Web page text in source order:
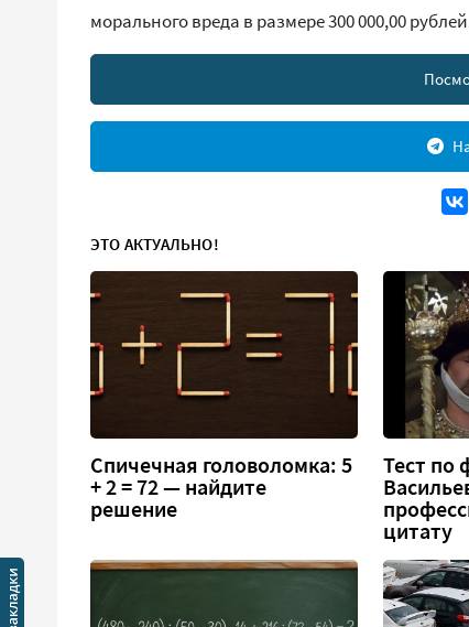
морального вреда в размере 300 000,00
ЭТО АКТУАЛЬНО!
Спичечная головоломка: 5
+ 2 = 72 — найдите
решение
Тест по
цитату